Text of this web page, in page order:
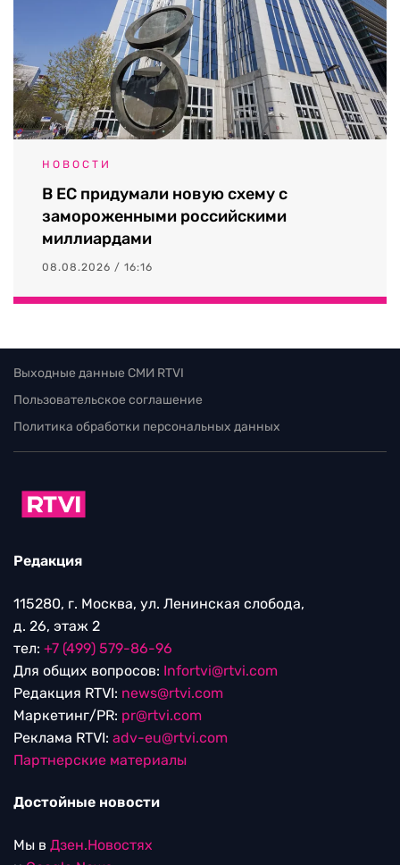
НОВОСТИ
В ЕС придумали новую схему с
замороженными российскими
миллиардами
08.08.2026 / 16:16
Выходные данные СМИ RTVI
Пользовательское соглашение
Политика обработки персональных данных
Редакция
115280, г. Москва, ул. Ленинская слобода,
д. 26, этаж 2
тел: +7 (499) 579-86-96
Для общих вопросов: Infortvi@rtvi.com
Редакция RTVI: news@rtvi.com
Маркетинг/PR: pr@rtvi.com
Реклама RTVI: adv-eu@rtvi.com
Партнерские материалы
Достойные новости
Мы в Дзен.Новостях